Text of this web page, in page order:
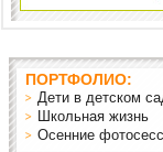
ПОРТФОЛИО:
Дети в детском
Школьная жизнь
Осенние